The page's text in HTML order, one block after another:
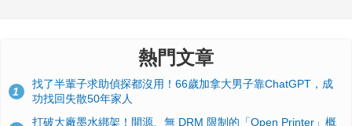
熱門文章
1
找了半輩子求助偵探都沒用！66歲加拿大男子靠ChatGPT，成
功找回失散50年家人
打破大廠墨水綁架！開源、無 DRM 限制的「Open Printer」概